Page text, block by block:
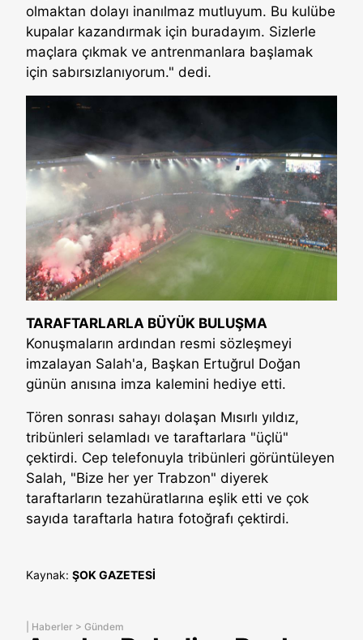
olmaktan dolayı inanılmaz mutluyum. Bu kulübe
kupalar kazandırmak için buradayım. Sizlerle
maçlara çıkmak ve antrenmanlara başlamak
için sabırsızlanıyorum." dedi.
TARAFTARLARLA BÜYÜK BULUŞMA
Konuşmaların ardından resmi sözleşmeyi
imzalayan Salah'a, Başkan Ertuğrul Doğan
günün anısına imza kalemini hediye etti.
Tören sonrası sahayı dolaşan Mısırlı yıldız,
tribünleri selamladı ve taraftarlara "üçlü"
çektirdi. Cep telefonuyla tribünleri görüntüleyen
Salah, "Bize her yer Trabzon" diyerek
taraftarların tezahüratlarına eşlik etti ve çok
sayıda taraftarla hatıra fotoğrafı çektirdi.
Kaynak: ŞOK GAZETESİ
Haberler > Gündem